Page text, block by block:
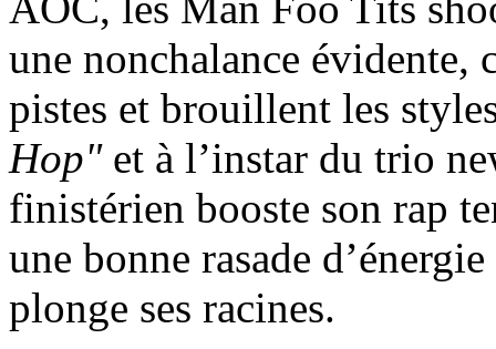
une nonchalance évidente,
pistes et brouillent les
Hop"et à l’instar du trio
finistérien booste son rap
une bonne rasade
plonge ses racines.